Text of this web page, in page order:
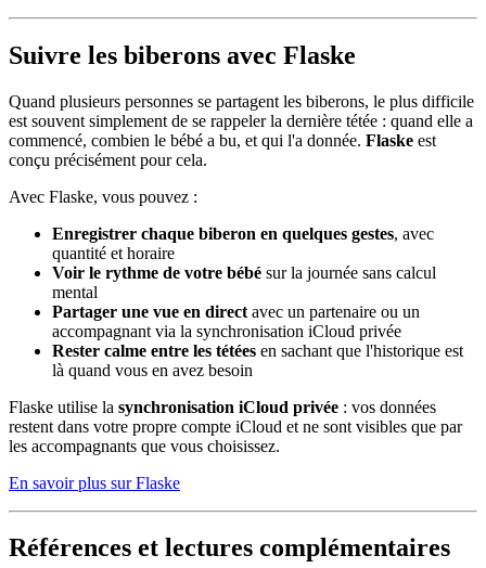
Suivre les biberons avec Flaske
Quand plusieurs personnes se partagent les biberons, le plus difficile
est souvent simplement de se rappeler la dernière tétée : quand elle a
commencé, combien le bébé a bu, et qui l'a donnée. Flaske est
conçu précisément pour cela.
Avec Flaske, vous pouvez :
Enregistrer chaque biberon en quelques gestes, avec
quantité et horaire
Voir le rythme de votre bébé sur la journée sans calcul
mental
Partager une vue en direct avec un partenaire ou un
accompagnant via la synchronisation iCloud privée
Rester calme entre les tétées en sachant que l'historique est
là quand vous en avez besoin
Flaske utilise la synchronisation iCloud privée : vos données
restent dans votre propre compte iCloud et ne sont visibles que par
les accompagnants que vous choisissez.
En savoir plus sur Flaske
Références et lectures complémentaires